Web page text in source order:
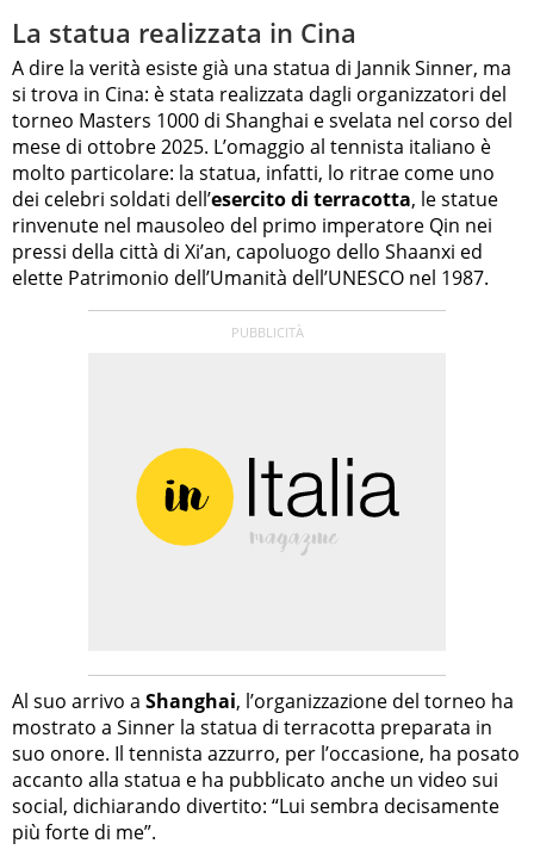
La statua realizzata in Cina
A dire la verità esiste già una statua di Jannik Sinner, ma
si trova in Cina: è stata realizzata dagli organizzatori del
torneo Masters 1000 di Shanghai e svelata nel corso del
mese di ottobre 2025. L’omaggio al tennista italiano è
molto particolare: la statua, infatti, lo ritrae come uno
dei celebri soldati dell’esercito di terracotta, le statue
rinvenute nel mausoleo del primo imperatore Qin nei
pressi della città di Xi’an, capoluogo dello Shaanxi ed
elette Patrimonio dell’Umanità dell’UNESCO nel 1987.
Al suo arrivo a Shanghai, l’organizzazione del torneo ha
mostrato a Sinner la statua di terracotta preparata in
suo onore. Il tennista azzurro, per l’occasione, ha posato
accanto alla statua e ha pubblicato anche un video sui
social, dichiarando divertito: “Lui sembra decisamente
più forte di me”.